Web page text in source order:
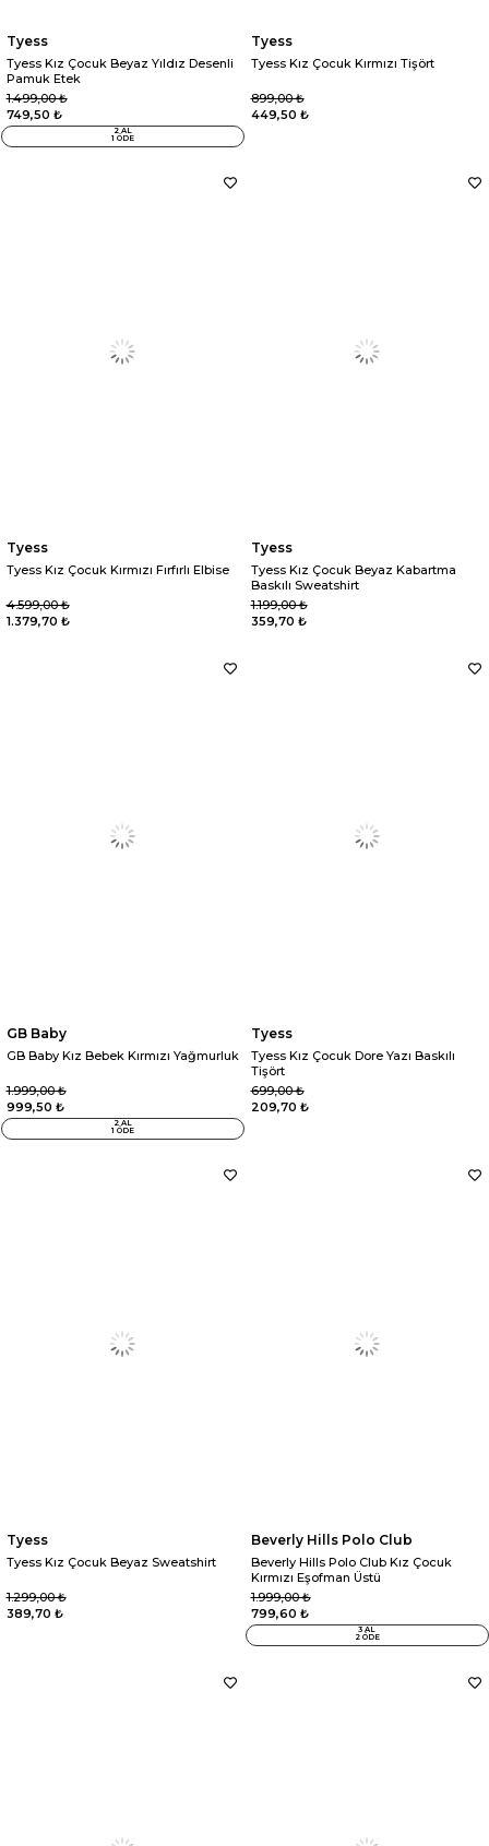
Tyess
Tyess Kız Çocuk Beyaz Yıldız Desenli
Pamuk Etek
749,50 ₺
1.499,00 ₺
2 AL
1 ÖDE
Tyess
Tyess Kız Çocuk Kırmızı Tişört
449,50 ₺
899,00 ₺
Tyess
Tyess Kız Çocuk Kırmızı Fırfırlı Elbise
1.379,70 ₺
4.599,00 ₺
Tyess
Tyess Kız Çocuk Beyaz Kabartma
Baskılı Sweatshirt
359,70 ₺
1.199,00 ₺
GB Baby
GB Baby Kız Bebek Kırmızı Yağmurluk
999,50 ₺
1.999,00 ₺
2 AL
1 ÖDE
Tyess
Tyess Kız Çocuk Dore Yazı Baskılı
Tişört
209,70 ₺
699,00 ₺
Tyess
Tyess Kız Çocuk Beyaz Sweatshirt
389,70 ₺
1.299,00 ₺
Beverly Hills Polo Club
Beverly Hills Polo Club Kız Çocuk
Kırmızı Eşofman Üstü
799,60 ₺
1.999,00 ₺
3 AL
2 ÖDE